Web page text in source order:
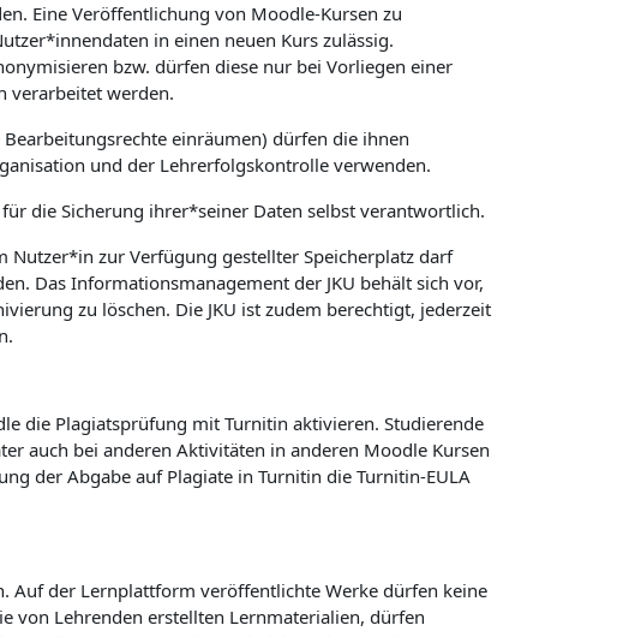
Eine Veröffentlichung von Moodle-Kursen zu
in einen neuen Kurs zulässig.
bzw. dürfen diese nur bei Vorliegen einer
verarbeitet werden.
einräumen) dürfen die ihnen
und der Lehrerfolgskontrolle verwenden.
die Sicherung ihrer*seiner Daten selbst verantwortlich.
zur Verfügung gestellter Speicherplatz darf
Das Informationsmanagement der JKU behält sich vor,
zu löschen. Die JKU ist zudem berechtigt, jederzeit
die Plagiatsprüfung mit Turnitin aktivieren. Studierende
auch bei anderen Aktivitäten in anderen Moodle Kursen
der Abgabe auf Plagiate in Turnitin die Turnitin-EULA
Auf der Lernplattform veröffentlichte Werke dürfen keine
von Lehrenden erstellten Lernmaterialien, dürfen